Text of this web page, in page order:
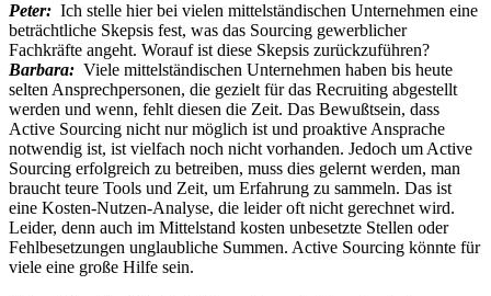
Peter: Ich stelle hier bei vielen mittelständischen Unternehmen eine
beträchtliche Skepsis fest, was das Sourcing gewerblicher
Fachkräfte angeht. Worauf ist diese Skepsis zurückzuführen?
Barbara: Viele mittelständischen Unternehmen haben bis heute
selten Ansprechpersonen, die gezielt für das Recruiting abgestellt
werden und wenn, fehlt diesen die Zeit. Das Bewußtsein, dass
Active Sourcing nicht nur möglich ist und proaktive Ansprache
notwendig ist, ist vielfach noch nicht vorhanden. Jedoch um Active
Sourcing erfolgreich zu betreiben, muss dies gelernt werden, man
braucht teure Tools und Zeit, um Erfahrung zu sammeln. Das ist
eine Kosten-Nutzen-Analyse, die leider oft nicht gerechnet wird.
Leider, denn auch im Mittelstand kosten unbesetzte Stellen oder
Fehlbesetzungen unglaubliche Summen. Active Sourcing könnte für
viele eine große Hilfe sein.